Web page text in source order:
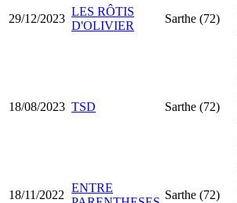
29/12/2023
LES RÔTIS
D'OLIVIER
Sarthe (72)
18/08/2023 TSD Sarthe (72)
18/11/2022
ENTRE
Sarthe (72)